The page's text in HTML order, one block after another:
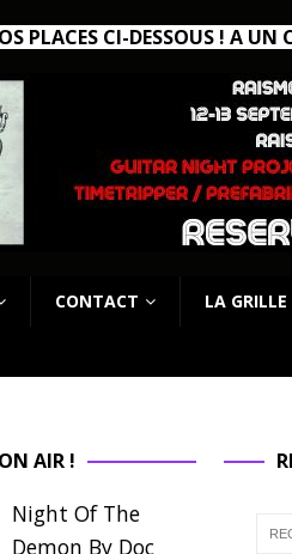
PLACES CI-DESSOUS ! A UN
CONTACT LA GRILLE
ON AIR !
Night Of The
Demon By Doc